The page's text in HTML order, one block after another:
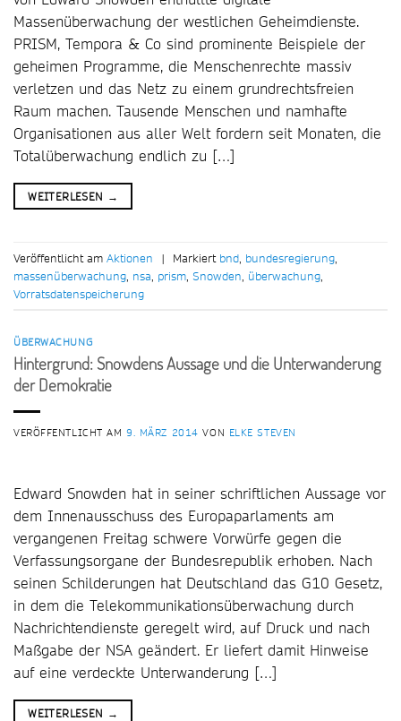
Massenüberwachung der westlichen Geheimdienste.
PRISM, Tempora & Co sind prominente Beispiele der
geheimen Programme, die Menschenrechte massiv
verletzen und das Netz zu einem grundrechtsfreien
Raum machen. Tausende Menschen und namhafte
Organisationen aus aller Welt fordern seit Monaten, die
Totalüberwachung endlich zu […]
WEITERLESEN →
Veröffentlicht am Aktionen | Markiert bnd bundesregierung
massenüberwachung nsa prism Snowden überwachung
Vorratsdatenspeicherung
ÜBERWACHUNG
Hintergrund: Snowdens Aussage und die Unterwanderung
der Demokratie
VERÖFFENTLICHT AM9. MÄRZ 2014 VON ELKE STEVEN
Edward Snowden hat in seiner schriftlichen Aussage vor
dem Innenausschuss des Europaparlaments am
vergangenen Freitag schwere Vorwürfe gegen die
Verfassungsorgane der Bundesrepublik erhoben. Nach
seinen Schilderungen hat Deutschland das G10 Gesetz,
in dem die Telekommunikationsüberwachung durch
Nachrichtendienste geregelt wird, auf Druck und nach
Maßgabe der NSA geändert. Er liefert damit Hinweise
auf eine verdeckte Unterwanderung […]
WEITERLESEN →